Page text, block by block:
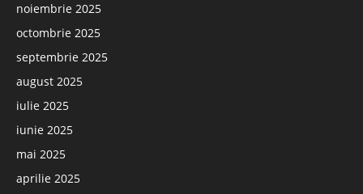
noiembrie 2025
octombrie 2025
septembrie 2025
august 2025
iulie 2025
iunie 2025
mai 2025
aprilie 2025